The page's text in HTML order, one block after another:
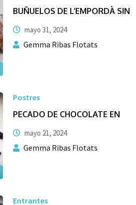
BUÑUELOS DE L’EMPORDÀ SIN
mayo 31, 2024
Gemma Ribas Flotats
Postres
PECADO DE CHOCOLATE EN
mayo 21, 2024
Gemma Ribas Flotats
Entrantes